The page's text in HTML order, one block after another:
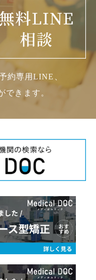
約専用LINE、
できます。